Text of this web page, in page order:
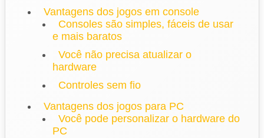
Vantagens dos jogos em console
Consoles são simples, fáceis de usar
e mais baratos
Você não precisa atualizar o
hardware
Controles sem fio
Vantagens dos jogos para PC
Você pode personalizar o hardware do
PC